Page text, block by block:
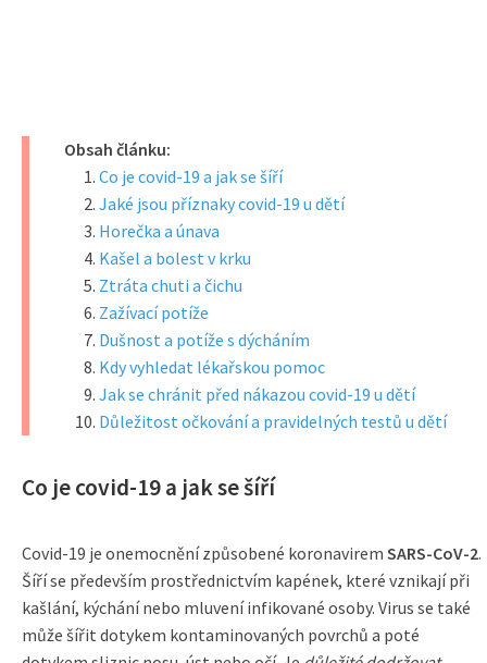
Obsah článku:
Co je covid-19 a jak se šíří
Jaké jsou příznaky covid-19 u dětí
Horečka a únava
Kašel a bolest v krku
Ztráta chuti a čichu
Zažívací potíže
Dušnost a potíže s dýcháním
Kdy vyhledat lékařskou pomoc
Jak se chránit před nákazou covid-19 u dětí
Důležitost očkování a pravidelných testů u dětí
Co je covid-19 a jak se šíří
Covid-19 je onemocnění způsobené koronavirem SARS-CoV-2.
Šíří se především prostřednictvím kapének, které vznikají při
kašlání, kýchání nebo mluvení infikované osoby. Virus se také
může šířit dotykem kontaminovaných povrchů a poté